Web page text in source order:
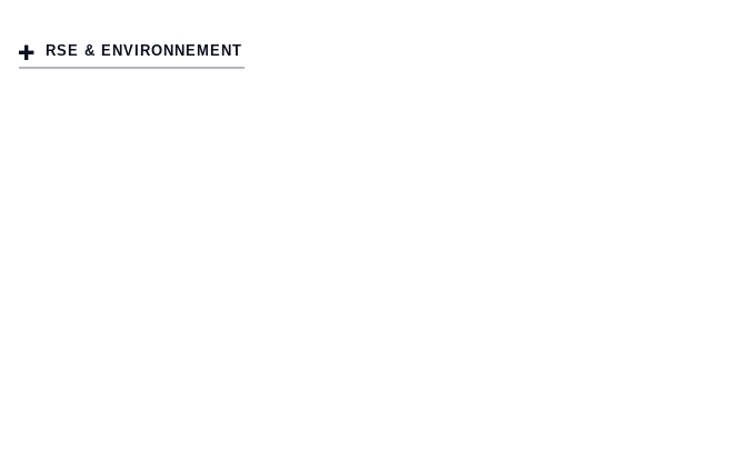
RSE & ENVIRONNEMENT